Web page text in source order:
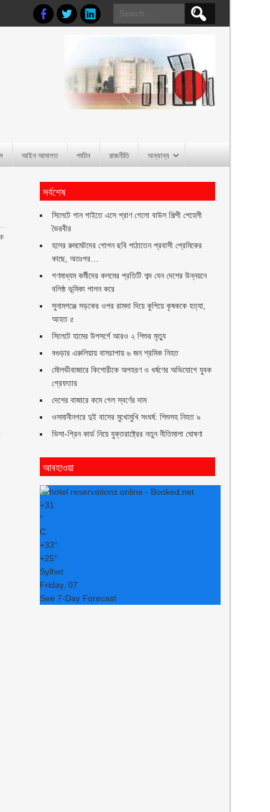
Search
for:
আইন আদালত পর্যটন রাজনীতি অন্যান্য
সর্বশেষ
সিলেটে গান গাইতে এসে প্রাণ গেলো বাউল শিল্পী পেহেলী
ভৈরবীর
হলের রুমমেটদের গোপন ছবি পাঠাতেন প্রবাসী প্রেমিকের
কাছে, অতঃপর…
গণমাধ্যম কর্মীদের কলমের প্রতিটি শব্দ যেন দেশের উন্নয়নে
বলিষ্ঠ ভূমিকা পালন করে
সুনামগঞ্জে সড়কের ওপর রামদা দিয়ে কুপিয়ে কৃষককে হত্যা,
আহত ৫
সিলেটে হামের উপসর্গে আরও ২ শিশুর মৃত্যু
বগুড়ার এরুলিয়ায় বাসচাপায় ৬ জন শ্রমিক নিহত
মৌলভীবাজারে কিশোরীকে অপহরণ ও ধর্ষণের অভিযোগে যুবক
গ্রেফতার
দেশের বাজারে কমে গেল স্বর্ণের দাম
ওসমানীনগরে দুই বাসের মুখোমুখি সংঘর্ষ: শিশুসহ নিহত ৯
ভিসা-গ্রিন কার্ড নিয়ে যুক্তরাষ্ট্রের নতুন নীতিমালা ঘোষণা
আবহাওয়া
+31
°
C
+33°
+25°
Sylhet
Friday, 07
See 7-Day Forecast